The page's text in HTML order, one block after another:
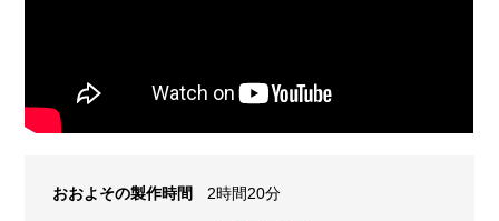
おおよその製作時間 2時間20分